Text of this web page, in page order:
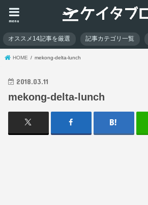
menu
オススメ14記事を厳選 記事カテゴリ一覧
HOME mekong-delta-lunch
2018.03.11
mekong-delta-lunch